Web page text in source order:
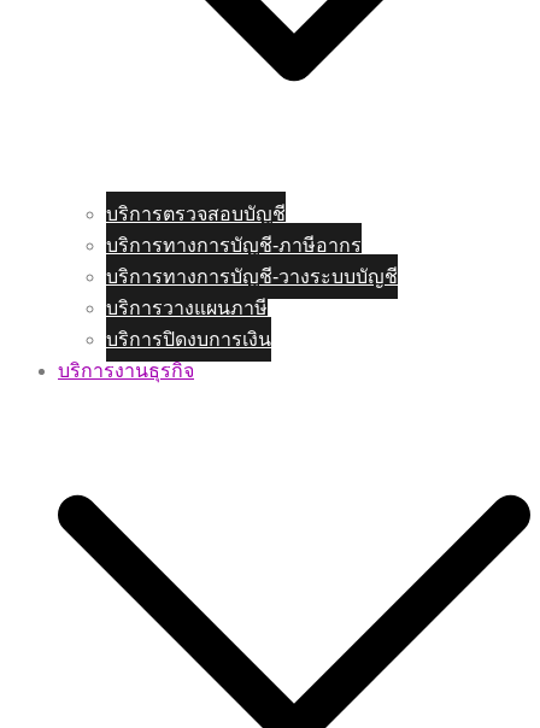
บริการตรวจสอบบัญชี
บริการทางการบัญชี-ภาษีอากร
บริการทางการบัญชี-วางระบบบัญชี
บริการวางแผนภาษี
บริการปิดงบการเงิน
บริการงานธุรกิจ